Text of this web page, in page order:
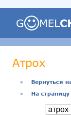
Атрох
●
Вернуться
●
На